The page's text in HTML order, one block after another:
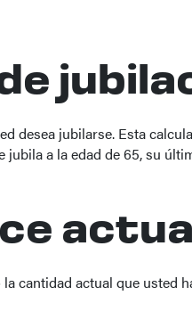
desea jubilarse. Esta
jubila a la edad de 65, su
cantidad actual que usted